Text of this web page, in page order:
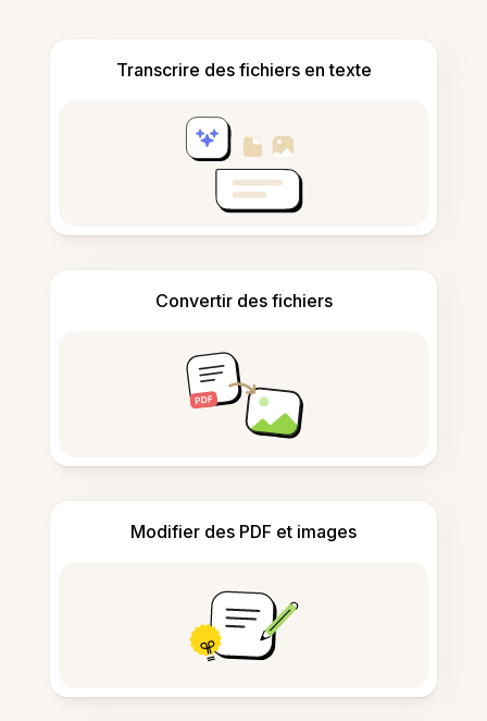
Transcrire des fichiers en texte
Convertir des fichiers
Modifier des PDF et images